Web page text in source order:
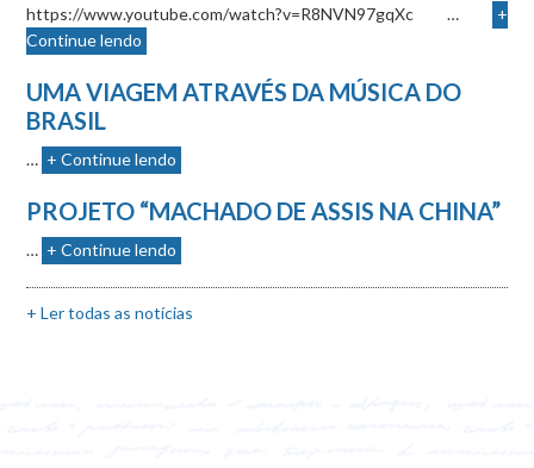
https://www.youtube.com/watch?v=R8NVN97gqXc …
+
Continue lendo
UMA VIAGEM ATRAVÉS DA MÚSICA DO
BRASIL
… + Continue lendo
PROJETO “MACHADO DE ASSIS NA CHINA”
… + Continue lendo
+ Ler todas as notícias